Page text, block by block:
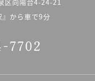
から車で9分